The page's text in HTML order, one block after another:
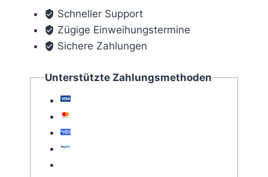
Session
Menge
Schneller Support
Zügige Einweihungstermine
Sichere Zahlungen
Unterstützte Zahlungsmethoden